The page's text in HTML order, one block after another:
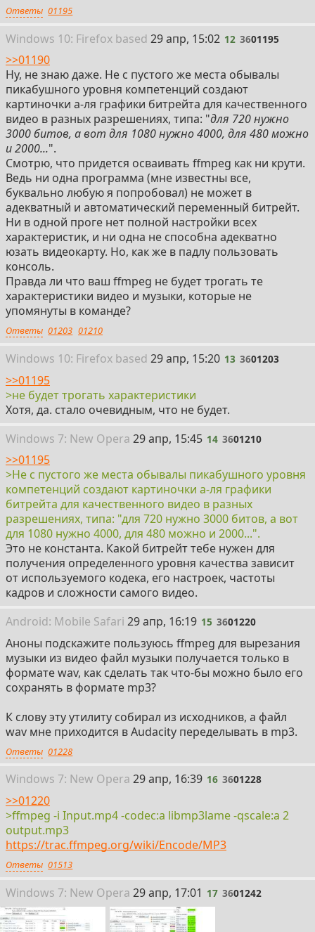
Ответы 01195
Windows 10: Firefox based 12
29 апр, 15:02 12 3601195
>>01190
Ну, не знаю даже. Не с пустого же места обывалы
пикабушного уровня компетенций создают
картиночки а-ля графики битрейта для качественного
видео в разных разрешениях, типа: "для 720 нужно
3000 битов, а вот для 1080 нужно 4000, для 480 можно
и 2000...".
Смотрю, что придется осваивать ffmpeg как ни крути.
Ведь ни одна программа (мне известны все,
буквально любую я попробовал) не может в
адекватный и автоматический переменный битрейт.
Ни в одной проге нет полной настройки всех
характеристик, и ни одна не способна адекватно
юзать видеокарту. Но, как же в падлу пользовать
консоль.
Правда ли что ваш ffmpeg не будет трогать те
характеристики видео и музыки, которые не
упомянуты в команде?
Ответы 01203 01210
Windows 10: Firefox based 13
29 апр, 15:20 13 3601203
>>01195
>не будет трогать характеристики
Хотя, да. стало очевидным, что не будет.
Windows 7: New Opera 14
29 апр, 15:45 14 3601210
>>01195
>Не с пустого же места обывалы пикабушного уровня
компетенций создают картиночки а-ля графики
битрейта для качественного видео в разных
разрешениях, типа: "для 720 нужно 3000 битов, а вот
для 1080 нужно 4000, для 480 можно и 2000...".
Это не константа. Какой битрейт тебе нужен для
получения определенного уровня качества зависит
от используемого кодека, его настроек, частоты
кадров и сложности самого видео.
Android: Mobile Safari 15
29 апр, 16:19 15 3601220
Аноны подскажите пользуюсь ffmpeg для вырезания
музыки из видео файл музыки получается только в
формате wav, как сделать так что-бы можно было его
сохранять в формате mp3?
К слову эту утилиту собирал из исходников, а файл
wav мне приходится в Audacity переделывать в mp3.
Ответы 01228
Windows 7: New Opera 16
29 апр, 16:39 16 3601228
>>01220
>ffmpeg -i Input.mp4 -codec:a libmp3lame -qscale:a 2
output.mp3
https://trac.ffmpeg.org/wiki/Encode/MP3
Ответы 01513
Windows 7: New Opera 17
29 апр, 17:01 17 3601242